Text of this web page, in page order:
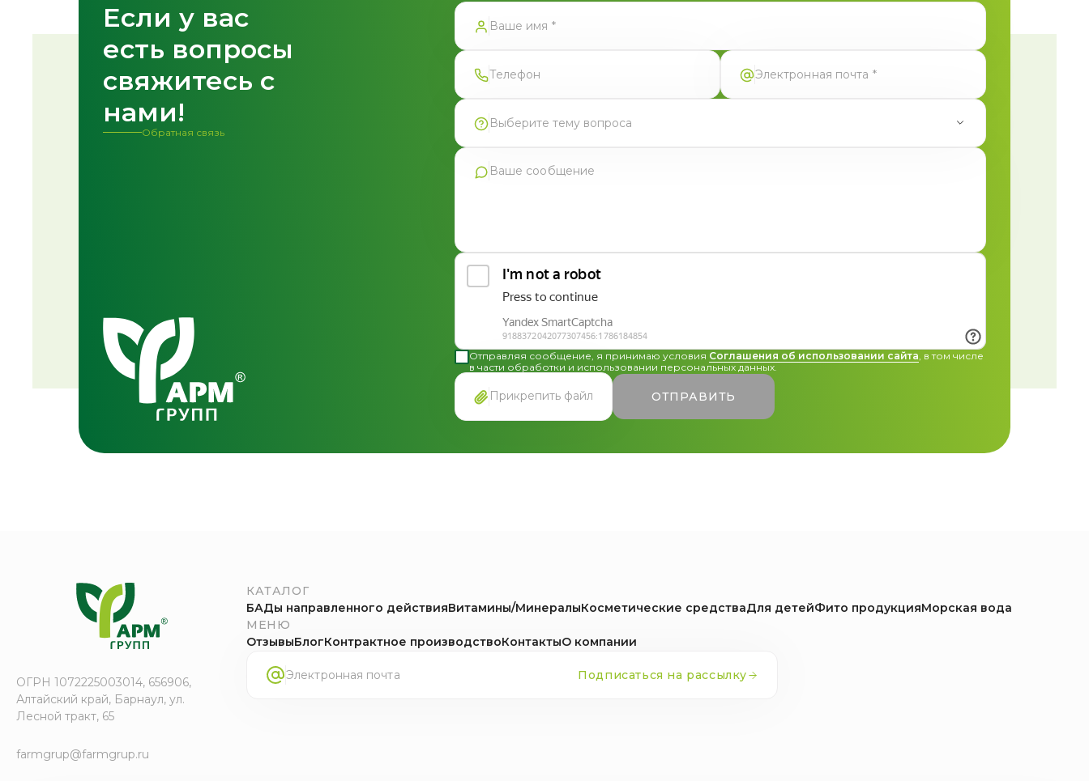
Если у вас
есть вопросы
свяжитесь с
нами!
Обратная связь
Выберите тему вопроса
Продукция Фармгрупп
Производство под СТМ
Отправляя сообщение, я принимаю условия Соглашения об использовании сайта , в том числе
в части обработки и использовании персональных данных.
Прикрепить файл ОТПРАВИТЬ
Спасибо!
Форма успешно отправлена
ОГРН 1072225003014, 656906,
Алтайский край, Барнаул, ул.
Лесной тракт, 65
farmgrup@farmgrup.ru
КАТАЛОГ
БАДы направленного действияВитамины/МинералыКосметические средстваДля детейФито продукцияМорская вода
МЕНЮ
ОтзывыБлогКонтрактное производствоКонтактыО компании
Подписаться на рассылку